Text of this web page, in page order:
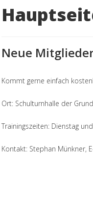
Neue
Kommt gerne einfach
Ort: Schulturnhalle der
Trainingszeiten: Dienstag
Kontakt: Stephan Münkner,